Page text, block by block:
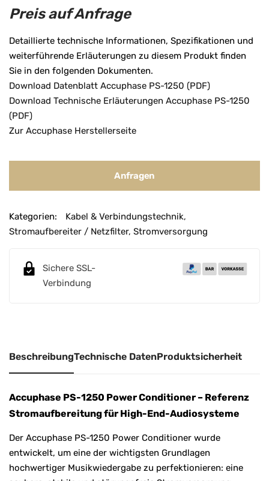
Preis auf Anfrage
Detaillierte technische Informationen, Spezifikationen und
weiterführende Erläuterungen zu diesem Produkt finden
Sie in den folgenden Dokumenten.
Download Datenblatt Accuphase PS-1250 (PDF)
Download Technische Erläuterungen Accuphase PS-1250
(PDF)
Zur Accuphase Herstellerseite
Anfragen
Kategorien: Kabel & Verbindungstechnik,
Stromaufbereiter / Netzfilter, Stromversorgung
Sichere SSL-
Verbindung
BeschreibungTechnische DatenProduktsicherheit
Accuphase PS-1250 Power Conditioner – Referenz
Stromaufbereitung für High-End-Audiosysteme
Der Accuphase PS-1250 Power Conditioner wurde
entwickelt, um eine der wichtigsten Grundlagen
hochwertiger Musikwiedergabe zu perfektionieren: eine